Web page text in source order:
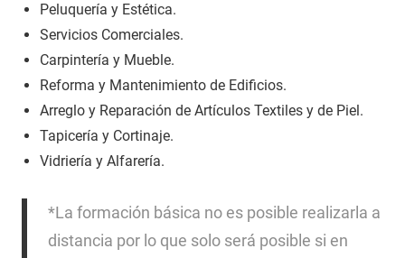
Peluquería y Estética.
Servicios Comerciales.
Carpintería y Mueble.
Reforma y Mantenimiento de Edificios.
Arreglo y Reparación de Artículos Textiles y de Piel.
Tapicería y Cortinaje.
Vidriería y Alfarería.
*La formación básica no es posible realizarla a
distancia por lo que solo será posible si en